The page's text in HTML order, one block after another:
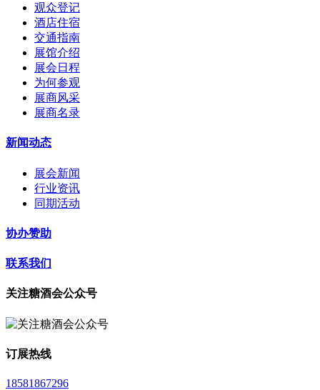
观众登记
酒店住宿
交通指南
展馆介绍
展会日程
为何参观
展商风采
展商名录
新闻动态
展会新闻
行业资讯
同期活动
协办赞助
联系我们
关注糖酒会公众号
订展热线
18581867296